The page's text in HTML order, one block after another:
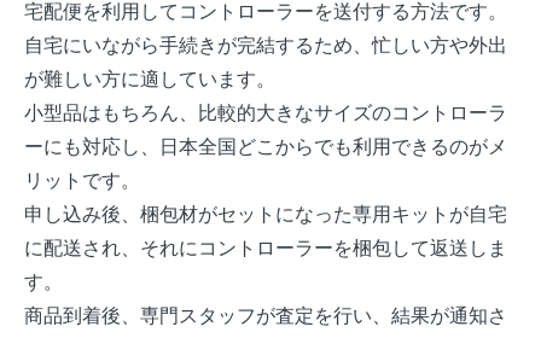
宅配便を利用してコントローラーを送付する方法です。
自宅にいながら手続きが完結するため、忙しい方や外出
が難しい方に適しています。
小型品はもちろん、比較的大きなサイズのコントローラ
ーにも対応し、日本全国どこからでも利用できるのがメ
リットです。
申し込み後、梱包材がセットになった専用キットが自宅
に配送され、それにコントローラーを梱包して返送しま
す。
商品到着後、専門スタッフが査定を行い、結果が通知さ